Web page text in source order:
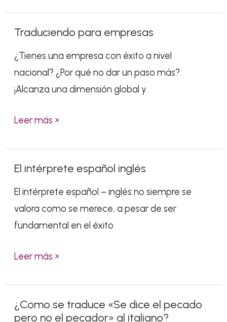
Traduciendo para empresas
¿Tienes una empresa con éxito a nivel
nacional? ¿Por qué no dar un paso más?
¡Alcanza una dimensión global y
Traduciendo
para
empresas
Leer más »
El intérprete español inglés
El intérprete español – inglés no siempre se
valora como se merece, a pesar de ser
fundamental en el éxito
El
intérprete
español
inglés
Leer más »
¿Como se traduce «Se dice el pecado
pero no el pecador» al italiano?
¿Como